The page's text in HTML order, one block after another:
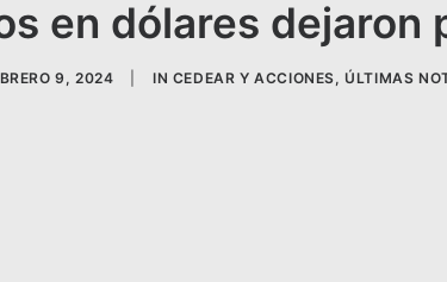
en dólares dejaron
9, 2024 IN CEDEAR Y ACCIONES,ÚLTIMAS